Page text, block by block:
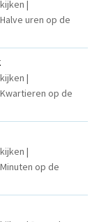
|
uren op de
|
op de
|
op de